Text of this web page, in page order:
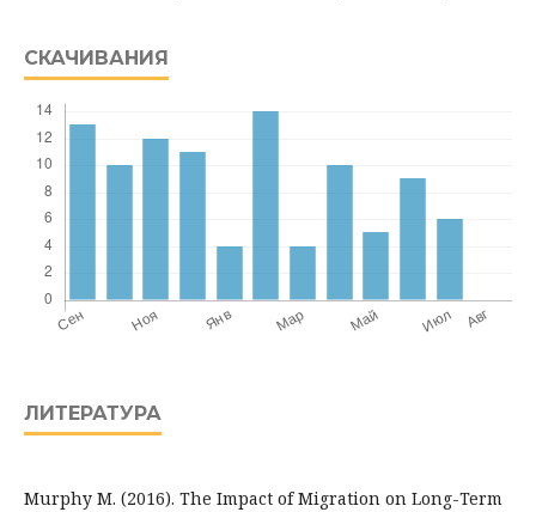
СКАЧИВАНИЯ
ЛИТЕРАТУРА
Murphy M. (2016). The Impact of Migration on Long-Term